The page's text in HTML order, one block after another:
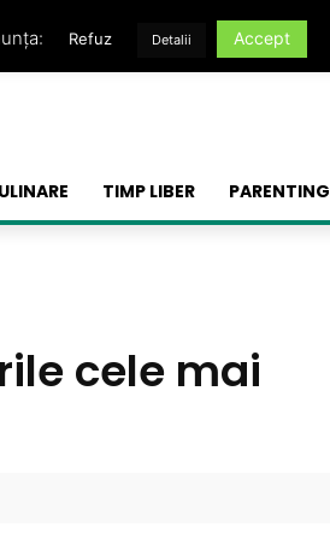
TIMP LIBER PARENTING
cele mai
Refuz Detalii Accept